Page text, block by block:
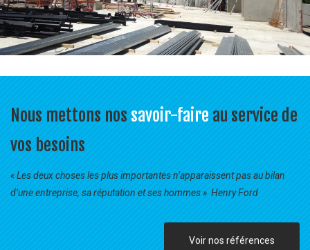
Nous mettons nossavoir-faireau service de
vos besoins
« Les deux choses les plus importantes n’apparaissent pas au bilan
d’une entreprise, sa réputation et ses hommes » Henry Ford
Voir nos références